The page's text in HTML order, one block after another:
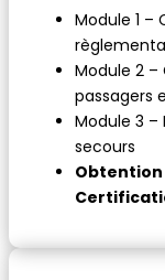
Module 1 –
Module 2
passagers
Module 3 –
secours
Obtention